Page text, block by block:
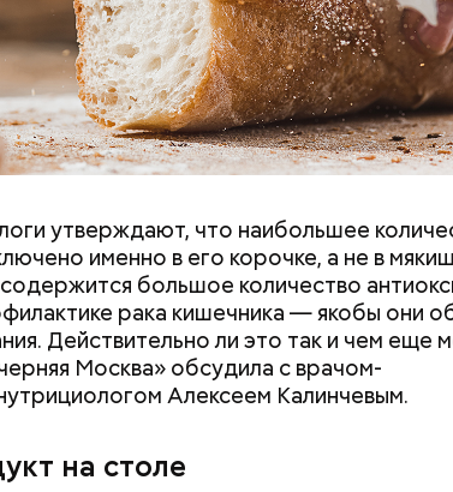
утверждают, что наибольшее
именно в его корочке, а не в
содержится большое количество
рака кишечника — якобы они
Действительно ли это так и чем еще
Москва» обсудила с врачом-
Алексеем Калинчевым.
на столе